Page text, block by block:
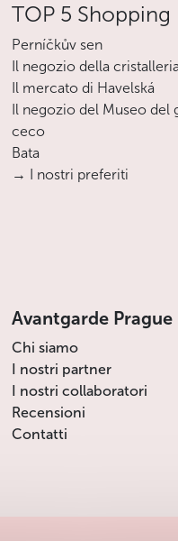
TOP 5 Shopping
Perníčkův sen
Il negozio della
Il mercato di Havelská
Il negozio del Museo del
ceco
Bata
→ I nostri preferiti
Avantgarde Prague
Chi siamo
I nostri partner
I nostri collaboratori
Recensioni
Contatti